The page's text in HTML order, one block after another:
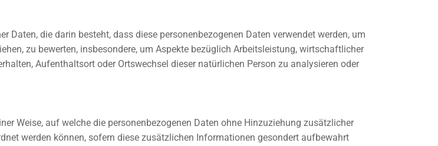
Daten, die darin besteht, dass diese personenbezogenen Daten verwendet werden, um
zu bewerten, insbesondere, um Aspekte bezüglich Arbeitsleistung, wirtschaftlicher
Aufenthaltsort oder Ortswechsel dieser natürlichen Person zu analysieren oder
Weise, auf welche die personenbezogenen Daten ohne Hinzuziehung zusätzlicher
werden können, sofern diese zusätzlichen Informationen gesondert aufbewahrt